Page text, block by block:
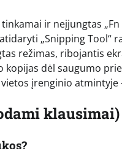
ir neįjungtas „Fn
„Snipping
režimas, ribojantis
dėl saugumo
įrenginio
klausimai)